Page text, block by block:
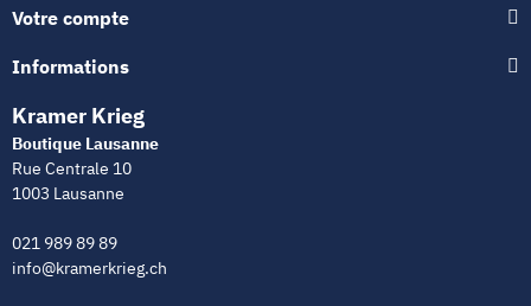
Votre compte
Informations
Kramer Krieg
Boutique Lausanne
Rue Centrale 10
1003 Lausanne
021 989 89 89
info@kramerkrieg.ch